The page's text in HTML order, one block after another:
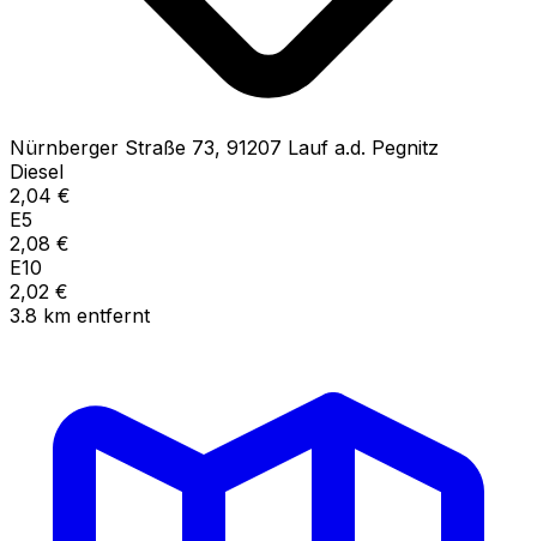
Nürnberger Straße 73, 91207 Lauf a.d. Pegnitz
Diesel
2,04 €
E5
2,08 €
E10
2,02 €
3.8 km entfernt